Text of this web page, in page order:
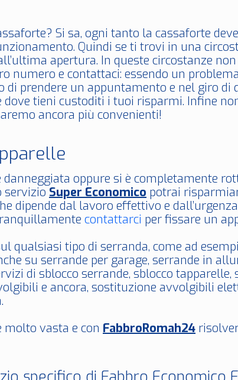
Si sa, ogni tanto la cassaforte
Quindi se ti trovi in una
apertura. In queste circostanze
numero e contattaci: essendo un
prendere un appuntamento e nel giro di
tieni custoditi i tuoi risparmi. Infine
ancora più convenienti!
oppure si è completamente
servizio Super Economico potrai
dipende dal lavoro effettivo e
contattarci per fissare un
qualsiasi tipo di serranda, come ad
su serrande per garage, serrande in
di sblocco serrande, sblocco tapparelle,
e ancora, sostituzione avvolgibili
molto vasta e con FabbroRomah24